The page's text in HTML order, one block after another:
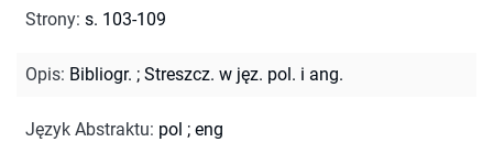
Strony: s. 103-109
Opis: Bibliogr. ; Streszcz. w jęz. pol. i ang.
Język Abstraktu: pol ; eng